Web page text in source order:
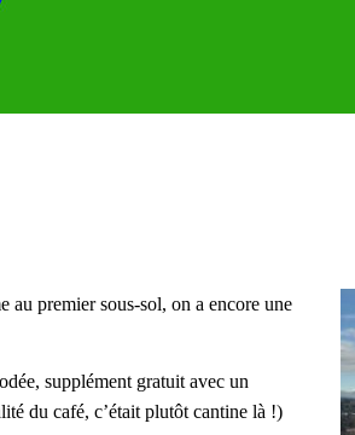
au premier sous-sol, on a encore une
supplément gratuit avec un
du café, c’était plutôt cantine là !)